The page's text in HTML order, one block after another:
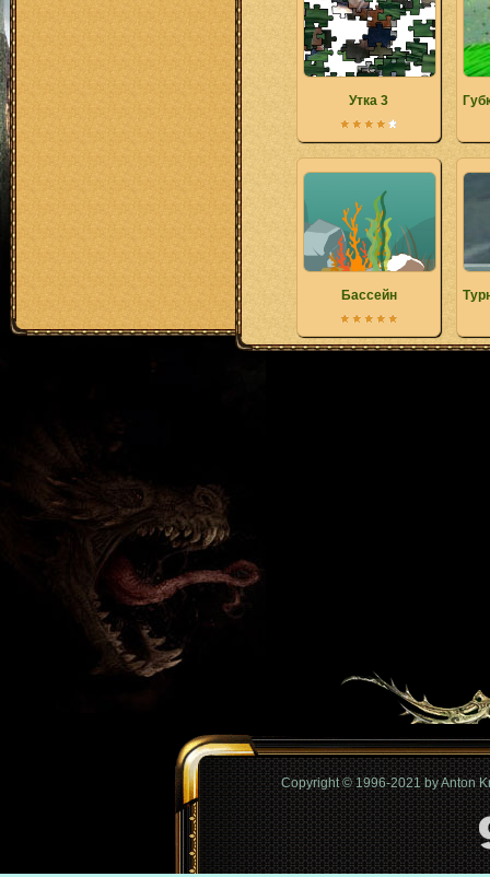
Утка 3
Бассейн
Copyright © 1996-2021 by Anton